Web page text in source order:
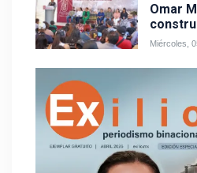
Omar
las
Miércoles,